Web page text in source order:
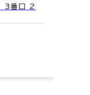
3番口 2